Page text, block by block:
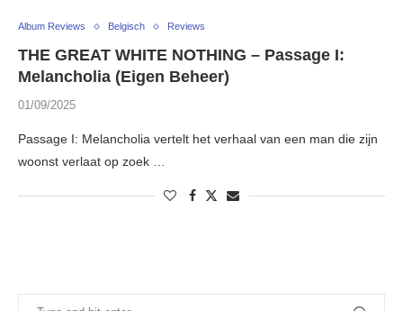
Album Reviews Belgisch Reviews
THE GREAT WHITE NOTHING – Passage I:
Melancholia (Eigen Beheer)
01/09/2025
Passage I: Melancholia vertelt het verhaal van een man die zijn
woonst verlaat op zoek …